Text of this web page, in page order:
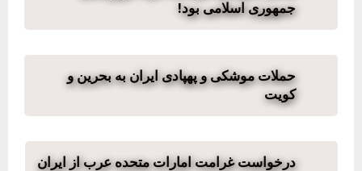
جمهوری اسلامی بود!
حملات موشکی و پهپادی ایران به بحرین و
کویت
درخواست غرامت امارات متحده عرب از ایران